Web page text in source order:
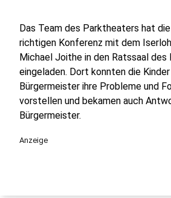
Das Team des Parktheaters hat
richtigen Konferenz mit dem
Michael Joithe in den Ratssaal des
eingeladen. Dort konnten die
Bürgermeister ihre Probleme und
vorstellen und bekamen auch
Bürgermeister.
Anzeige